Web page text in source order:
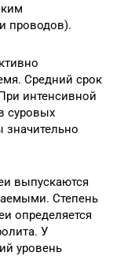
проводов).
Средний срок
интенсивной
суровых
значительно
выпускаются
Степень
определяется
У
уровень